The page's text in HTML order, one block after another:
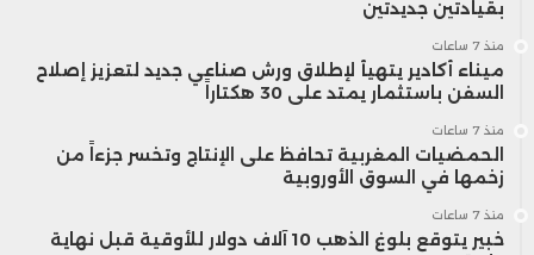
فعندما يحصل شخص في منتصف
الثلاثينيات على ميراث، فإنه غالبًا ما يستخدمه
في قرارات توسعية مثل شراء منزل، أو تأسيس
شركة، أو الاستثمار في أسواق الأسهم، وهي
بقيادتين جديدتين
منذ 7 ساعات
ميناء أكادير يتهيأ لإطلاق ورش صناعي جديد لتعزيز إصلاح
السفن باستثمار يمتد على 30 هكتاراً
منذ 7 ساعات
الحمضيات المغربية تحافظ على الإنتاج وتخسر جزءاً من
زخمها في السوق الأوروبية
منذ 7 ساعات
خبير يتوقع بلوغ الذهب 10 آلاف دولار للأوقية قبل نهاية